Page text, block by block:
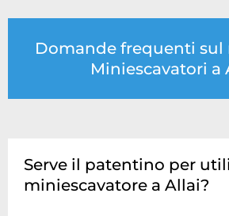
Domande frequenti sul
Miniescavatori a
Serve il patentino per
miniescavatore a Allai?